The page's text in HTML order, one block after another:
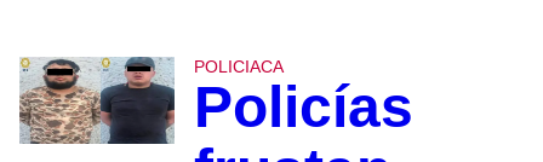
POLICIACA
Policías